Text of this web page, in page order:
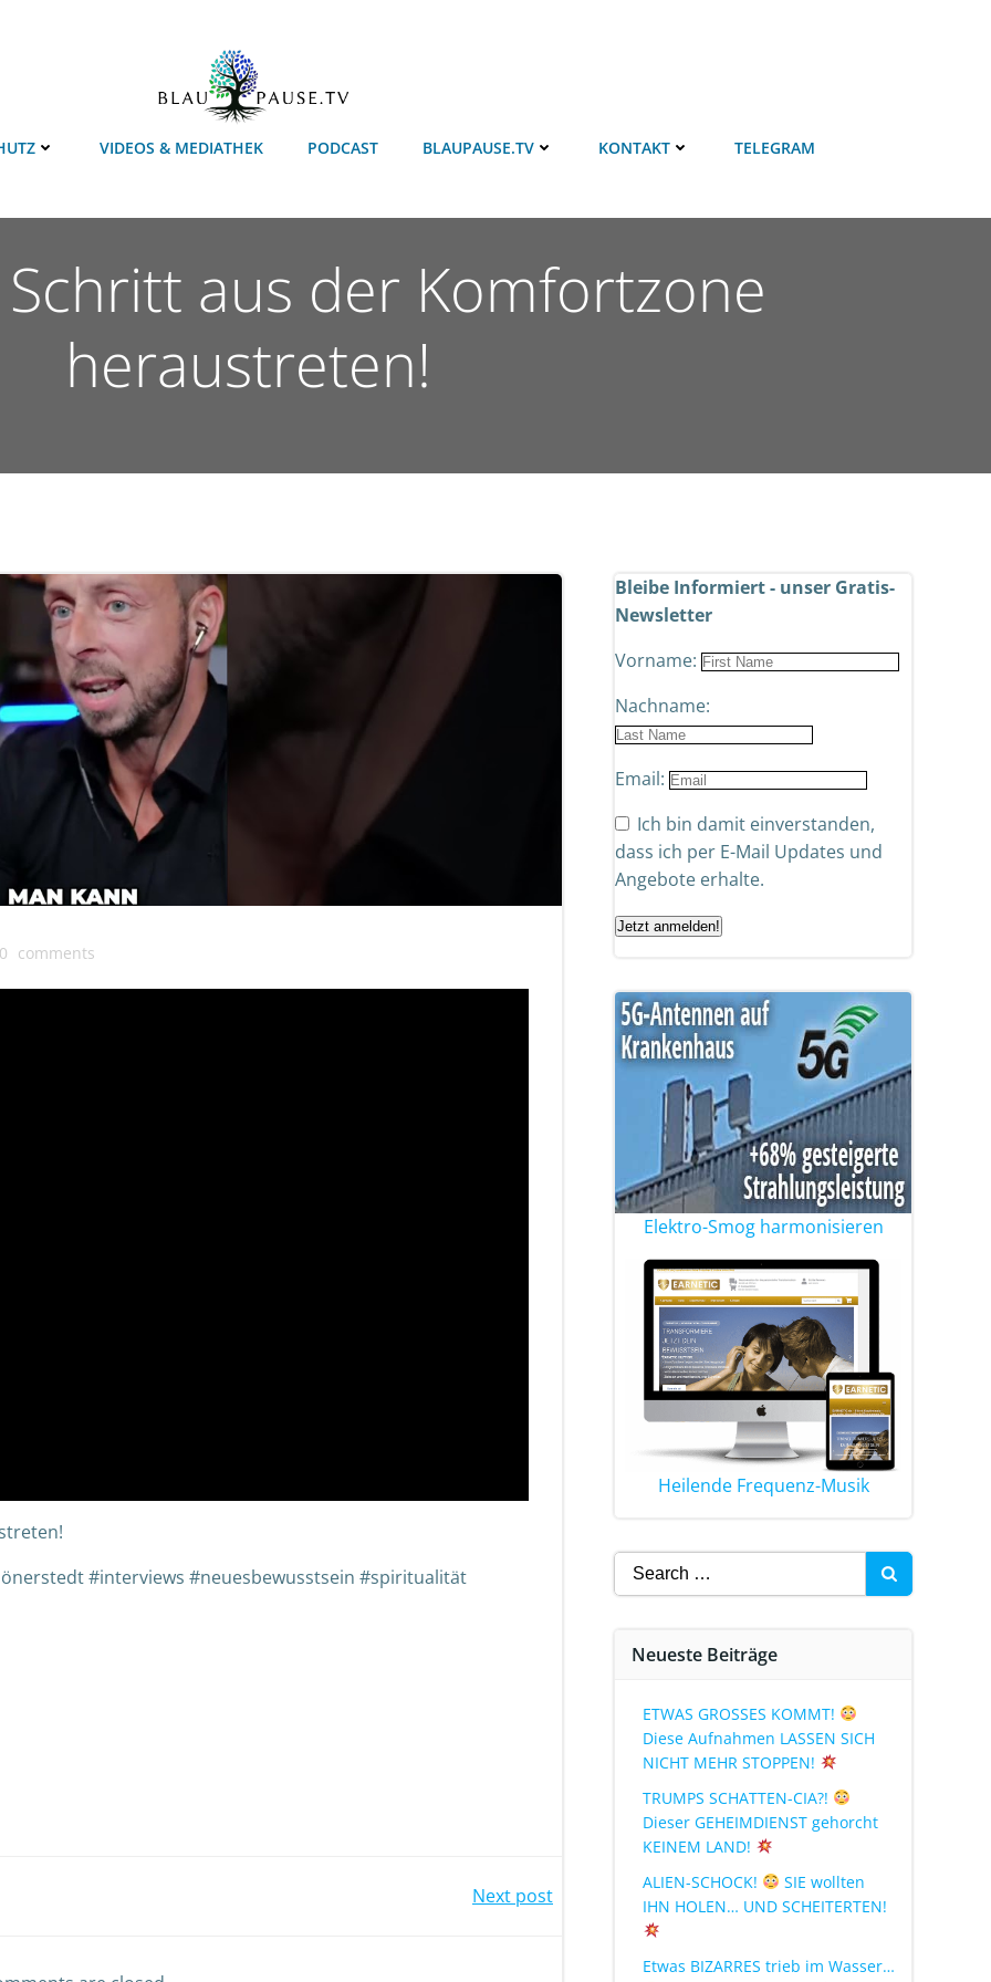
VIDEOS & MEDIATHEK PODCAST BLAUPAUSE.TV KONTAKT TELEGRAM
aus der Komfortzone
heraustreten!
0 comments
#interviews #neuesbewusstsein #spiritualität
Next post
Bleibe Informiert - unser Gratis-
Newsletter
Vorname:
Nachname:
Email:
Ich bin damit einverstanden,
dass ich per E-Mail Updates und
Angebote erhalte.
Jetzt anmelden!
Elektro-Smog harmonisieren
Heilende Frequenz-Musik
Neueste Beiträge
ETWAS GROSSES KOMMT!
Diese Aufnahmen LASSEN SICH
NICHT MEHR STOPPEN!
TRUMPS SCHATTEN-CIA?!
Dieser GEHEIMDIENST gehorcht
KEINEM LAND!
ALIEN-SCHOCK!
SIE wollten
IHN HOLEN… UND SCHEITERTEN!
Etwas BIZARRES trieb im Wasser…